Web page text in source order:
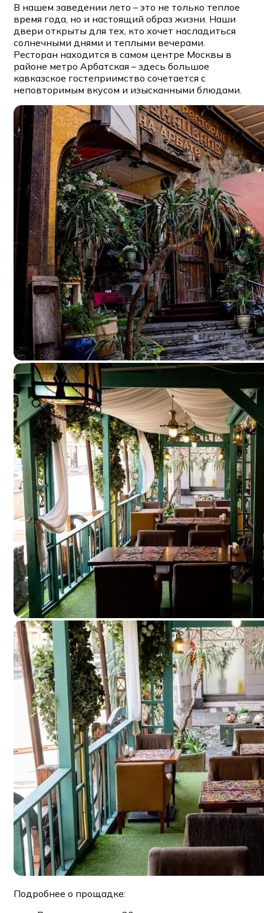
В нашем заведении лето – это не только теплое
время года, но и настоящий образ жизни. Наши
двери открыты для тех, кто хочет насладиться
солнечными днями и теплыми вечерами.
Ресторан находится в самом центре Москвы в
районе метро Арбатская – здесь большое
кавказское гостеприимство сочетается с
неповторимым вкусом и изысканными блюдами.
Подробнее о прощадке: